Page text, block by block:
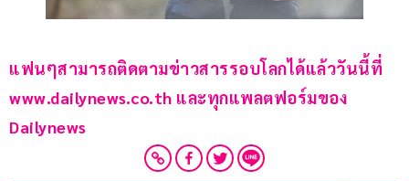
แฟนๆสามารถติดตามข่าวสารรอบโลกได้แล้ววันนี้ที่
www.dailynews.co.th และทุกแพลตฟอร์มของ
Dailynews